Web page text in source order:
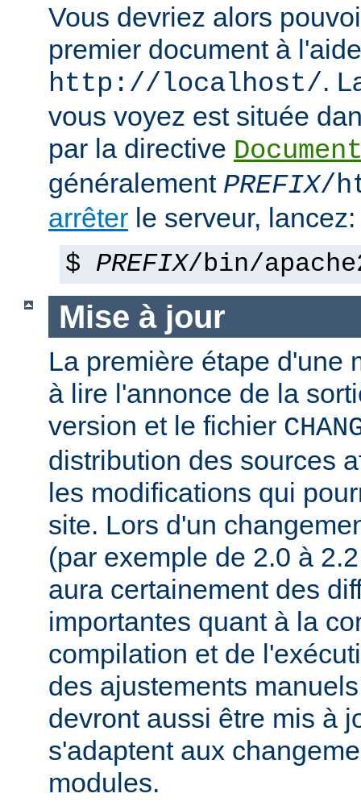
Vous devriez alors
premier document à
http://localhost/.
vous voyez est située
par la directive
généralement PREFIX/
arrêter le serveur, lancez:
$ PREFIX/bin/
Mise à jour
La première étape d'une
à lire l'annonce de la
version et le fichier
distribution des sources
les modifications qui
site. Lors d'un
(par exemple de 2.0 à
aura certainement des
importantes quant à la
compilation et de
des ajustements
devront aussi être mis à
s'adaptent aux
modules.